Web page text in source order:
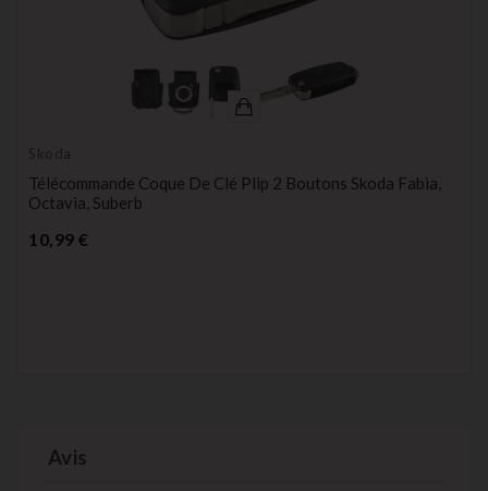
Skoda
Télécommande Coque De Clé Plip 2 Boutons Skoda Fabia,
Octavia, Suberb
10,99 €
Avis